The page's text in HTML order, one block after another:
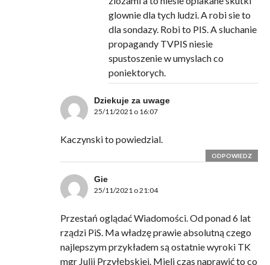
glownie dla tych ludzi. A robi sie to
dla sondazy. Robi to PIS. A sluchanie
propagandy TVPIS niesie
spustoszenie w umyslach co
poniektorych.
Dziekuje za uwage
25/11/2021 o 16:07
Kaczynski to powiedzial.
ODPOWIEDZ
Gie
25/11/2021 o 21:04
Przestań oglądać Wiadomości. Od ponad 6 lat
rządzi PiS. Ma władzę prawie absolutną czego
najlepszym przykładem są ostatnie wyroki TK
mgr Julii Przyłębskiej. Mieli czas naprawić to co